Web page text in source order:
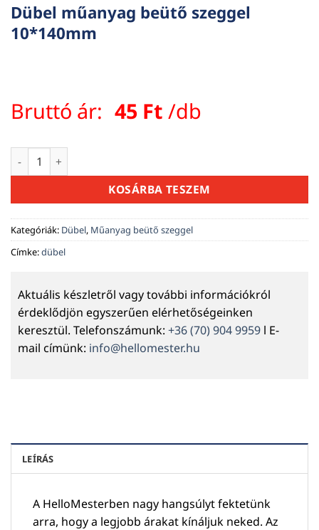
Dübel műanyag beütő szeggel
10*140mm
Bruttó ár: 45 Ft /db
Dübel műanyag beütő szeggel 10*140mm mennyiség
KOSÁRBA TESZEM
Kategóriák: Dübel, Műanyag beütő szeggel
Címke:dübel
Aktuális készletről vagy további információkról
érdeklődjön egyszerűen elérhetőségeinken
keresztül. Telefonszámunk: +36 (70) 904 9959 l E-
mail címünk: info@hellomester.hu
LEÍRÁS
A HelloMesterben nagy hangsúlyt fektetünk
arra, hogy a legjobb árakat kínáljuk neked. Az